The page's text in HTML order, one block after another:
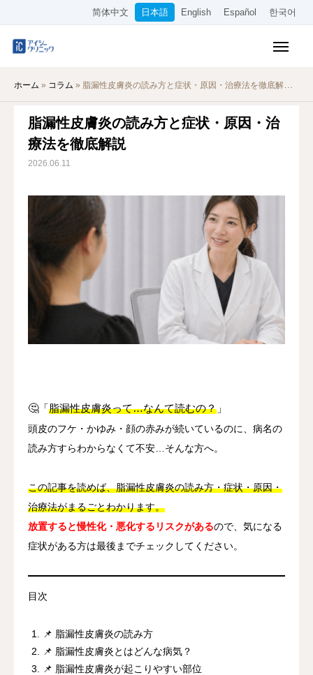
简体中文 日本語 English Español 한국어
ホーム » コラム » 脂漏性皮膚炎の読み方と症状・原因・治療法を徹底解説
脂漏性皮膚炎の読み方と症状・原因・治
療法を徹底解説
2026.06.11
🤔「脂漏性皮膚炎って…なんて読むの？ 」
頭皮のフケ・かゆみ・顔の赤みが続いているのに、病名の
読み方すらわからなくて不安…そんな方へ。
この記事を読めば、脂漏性皮膚炎の読み方・症状・原因・
治療法がまるごとわかります。
放置すると慢性化・悪化するリスクがあるので、気になる
症状がある方は最後までチェックしてください。
目次
📌 脂漏性皮膚炎の読み方
📌 脂漏性皮膚炎とはどんな病気？
📌 脂漏性皮膚炎が起こりやすい部位
料金表
オンライン診療
当院について
WEB予約
採用情報
简体中文 日本語 English Español